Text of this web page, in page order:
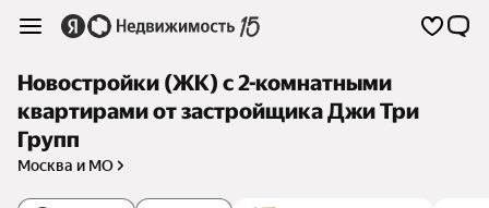
Новостройки (ЖК) с 2-комнатными
квартирами от застройщика Джи Три
Групп
Москва и МО